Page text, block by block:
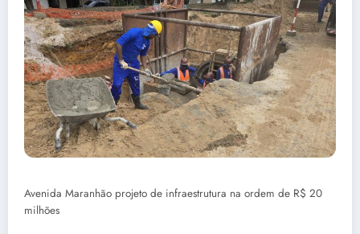
Avenida Maranhão projeto de infraestrutura na ordem de R$ 20
milhões